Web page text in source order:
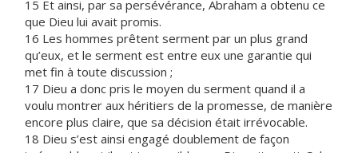
15 Et ainsi, par sa persévérance, Abraham a obtenu ce
que Dieu lui avait promis.
16 Les hommes prêtent serment par un plus grand
qu’eux, et le serment est entre eux une garantie qui
met fin à toute discussion ;
17 Dieu a donc pris le moyen du serment quand il a
voulu montrer aux héritiers de la promesse, de manière
encore plus claire, que sa décision était irrévocable.
18 Dieu s’est ainsi engagé doublement de façon